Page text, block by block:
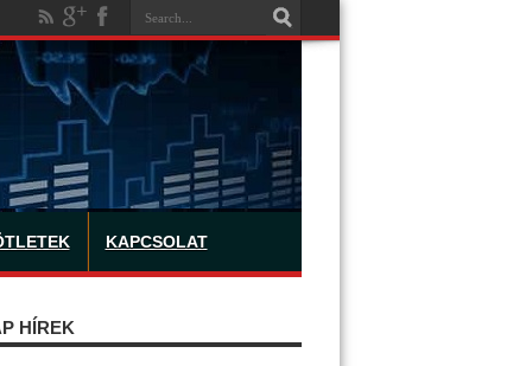
KAPCSOLAT
HÍREK